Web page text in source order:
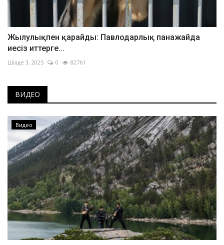
Жылулықпен қарайды: Павлодарлық панажайда
иесіз иттерге...
Шілде 3, 2025 0 82761
ВИДЕО
Видео